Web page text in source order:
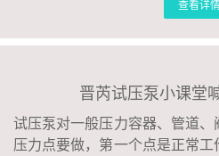
查看详
晋芮试压泵小课堂
试压泵对一般压力容器、管道
压力点要做，第一个点是正常